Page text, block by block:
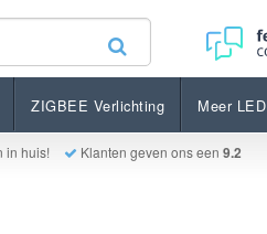
ZIGBEE Verlichting Meer LED
in huis! Klanten geven ons een 9.2